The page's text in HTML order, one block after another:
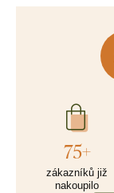
75+
zákazníků již
nakoupilo